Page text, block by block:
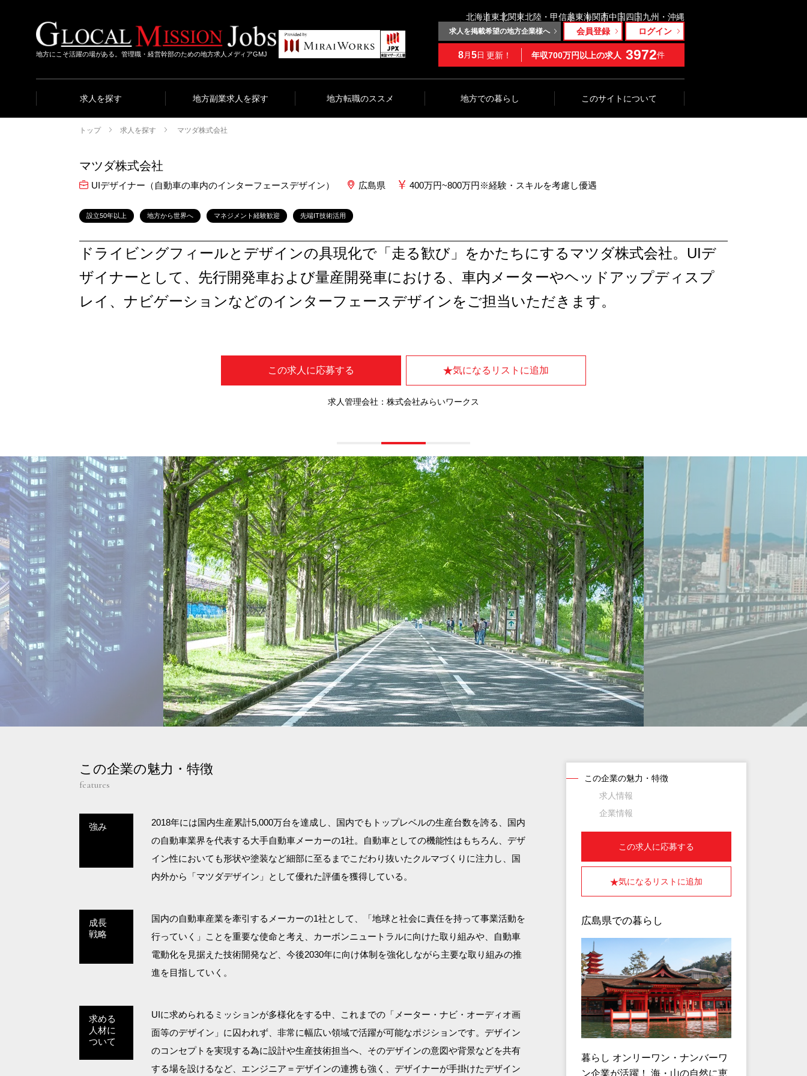
地方にこそ活躍の場がある。管理職・経営幹部のための地方求人メディアGMJ
北海道東北関東北陸・甲信越東海関西中国四国九州・沖縄
求人を掲載希望の地方企業様へ 会員登録 ログイン
8月 5日 更新！ 年収700万円以上の求人 3972件
求人を探す 地方副業求人を探す 地方転職のススメ 地方での暮らし このサイトについて
トップ 求人を探す マツダ株式会社
マツダ株式会社
UIデザイナー（自動車の車内のインターフェースデザイン） 広島県 400万円~800万円※経験・スキルを考慮し優遇
設立50年以上 地方から世界へ マネジメント経験歓迎 先端IT技術活用
ドライビングフィールとデザインの具現化で「走る歓び」をかたちにするマツダ株式会社。UIデ
ザイナーとして、先行開発車および量産開発車における、車内メーターやヘッドアップディスプ
レイ、ナビゲーションなどのインターフェースデザインをご担当いただきます。
この求人に応募する 気になるリストに追加
求人管理会社：株式会社みらいワークス
この企業の魅力・特徴
features
強み
2018年には国内生産累計5,000万台を達成し、国内でもトップレベルの生産台数を誇る、国内
の自動車業界を代表する大手自動車メーカーの1社。自動車としての機能性はもちろん、デザ
イン性においても形状や塗装など細部に至るまでこだわり抜いたクルマづくりに注力し、国
内外から「マツダデザイン」として優れた評価を獲得している。
成長
戦略
国内の自動車産業を牽引するメーカーの1社として、「地球と社会に責任を持って事業活動を
行っていく」ことを重要な使命と考え、カーボンニュートラルに向けた取り組みや、自動車
電動化を見据えた技術開発など、今後2030年に向け体制を強化しながら主要な取り組みの推
進を目指していく。
求める
人材に
ついて
UIに求められるミッションが多様化をする中、これまでの「メーター・ナビ・オーディオ画
面等のデザイン」に囚われず、非常に幅広い領域で活躍が可能なポジションです。デザイン
のコンセプトを実現する為に設計や生産技術担当へ、そのデザインの意図や背景などを共有
する場を設けるなど、エンジニア＝デザインの連携も強く、デザイナーが手掛けたデザイン
この企業の魅力・特徴
求人情報
企業情報
この求人に応募する
気になるリストに追加
広島県での暮らし
暮らし オンリーワン・ナンバーワ
ン企業が活躍！ 海・山の自然に恵